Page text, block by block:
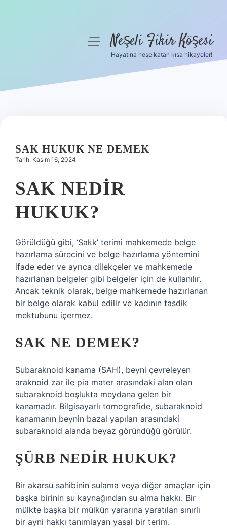
Hakkımızda
menüyüNeşeli Fikir Köşesi
Hayatına neşe katan kısa hikayeler!
SAK HUKUK NE DEMEK
Tarih: Kasım 16, 2024
SAK NEDIR
HUKUK?
Görüldüğü gibi, ‘Sakk’ terimi mahkemede belge
hazırlama sürecini ve belge hazırlama yöntemini
ifade eder ve ayrıca dilekçeler ve mahkemede
hazırlanan belgeler gibi belgeler için de kullanılır.
Ancak teknik olarak, belge mahkemede hazırlanan
bir belge olarak kabul edilir ve kadının tasdik
mektubunu içermez.
SAK NE DEMEK?
Subaraknoid kanama (SAH), beyni çevreleyen
araknoid zar ile pia mater arasındaki alan olan
subaraknoid boşlukta meydana gelen bir
kanamadır. Bilgisayarlı tomografide, subaraknoid
kanamanın beynin bazal yapıları arasındaki
subaraknoid alanda beyaz göründüğü görülür.
ŞÜRB NEDIR HUKUK?
Bir akarsu sahibinin sulama veya diğer amaçlar için
başka birinin su kaynağından su alma hakkı. Bir
mülkte başka bir mülkün yararına yaratılan sınırlı
bir ayni hakkı tanımlayan yasal bir terim.